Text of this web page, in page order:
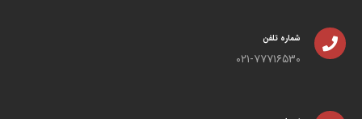
شماره تلفن
۰۲۱-۷۷۷۱۶۵۳۰